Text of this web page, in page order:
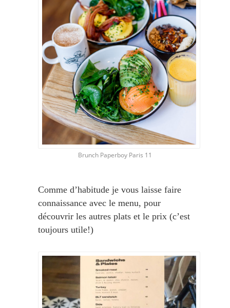
Brunch Paperboy Paris 11
Comme d’habitude je vous laisse faire
connaissance avec le menu, pour
découvrir les autres plats et le prix (c’est
toujours utile!)